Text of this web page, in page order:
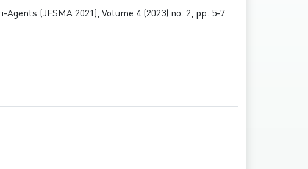
(JFSMA 2021), Volume 4 (2023) no. 2, pp. 5-7